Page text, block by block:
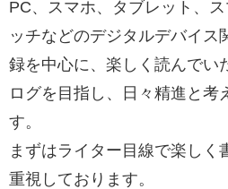
PC、スマホ、タブレット、
ッチなどのデジタルデバイス
録を中心に、楽しく読んでい
ログを目指し、日々精進と考
す。
まずはライター目線で楽しく
重視しております。